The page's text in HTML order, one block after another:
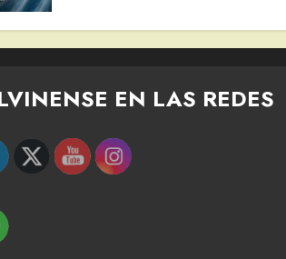
EN LAS REDES